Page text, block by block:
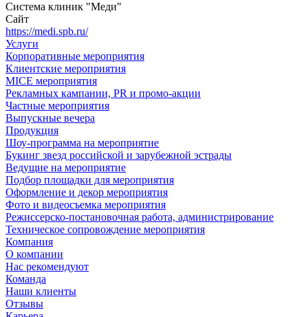
Система клиник "Меди"
Сайт
https://medi.spb.ru/
Услуги
Корпоративные мероприятия
Клиентские мероприятия
MICE мероприятия
Рекламных кампании, PR и промо-акции
Частные мероприятия
Выпускные вечера
Продукция
Шоу-программа на мероприятие
Букинг звезд российской и зарубежной эстрады
Ведущие на мероприятие
Подбор площадки для мероприятия
Оформление и декор мероприятия
Фото и видеосъемка мероприятия
Режиссерско-постановочная работа, администрирование
Техническое сопровождение мероприятия
Компания
О компании
Нас рекомендуют
Команда
Наши клиенты
Отзывы